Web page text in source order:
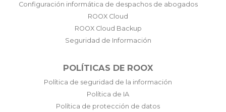
Configuración informática de despachos de abogados
ROOX Cloud
ROOX Cloud Backup
Seguridad de Información
POLÍTICAS DE ROOX
Política de seguridad de la información
Política de IA
Política de protección de datos